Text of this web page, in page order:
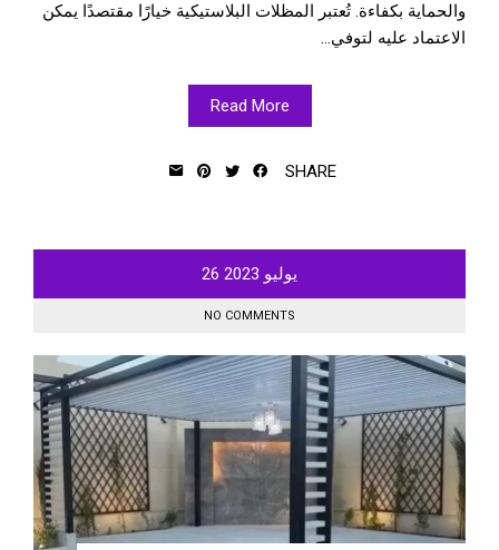
والحماية بكفاءة. تُعتبر المظلات البلاستيكية خيارًا مقتصدًا يمكن
الاعتماد عليه لتوفي...
Read More
SHARE
يوليو 26 2023
NO COMMENTS